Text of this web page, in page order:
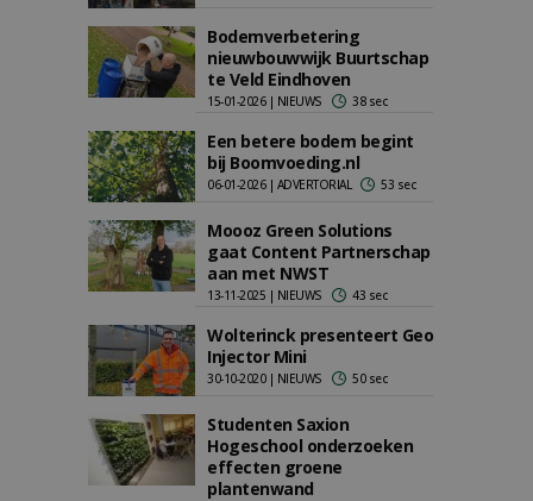
Bodemverbetering
nieuwbouwwijk Buurtschap
te Veld Eindhoven
15-01-2026 | NIEUWS 38 sec
Een betere bodem begint
bij Boomvoeding.nl
06-01-2026 | ADVERTORIAL 53 sec
Moooz Green Solutions
gaat Content Partnerschap
aan met NWST
13-11-2025 | NIEUWS 43 sec
Wolterinck presenteert Geo
Injector Mini
30-10-2020 | NIEUWS 50 sec
Studenten Saxion
Hogeschool onderzoeken
effecten groene
plantenwand